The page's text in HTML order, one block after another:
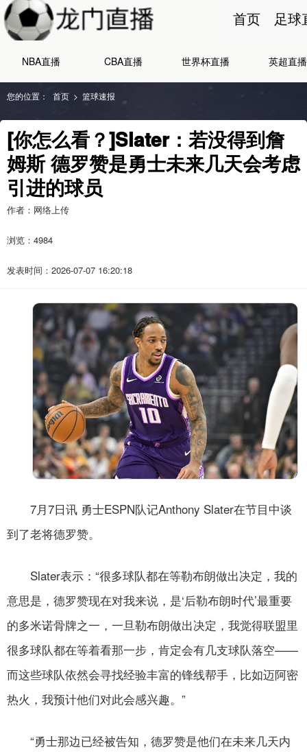
首页 足球
NBA直播 CBA直播 世界杯直播 英超直播
您的位置： 首页 > 篮球速报
[你怎么看？]Slater：若没得到詹
姆斯 德罗赞是勇士未来几天会考虑
引进的球员
作者：网络上传
浏览： 4984
发表时间：2026-07-07 16:20:18
7月7日讯 勇士ESPN队记Anthony Slater在节目中谈
到了老将德罗赞。
Slater表示：“很多球队都在等勒布朗做出决定，我的
意思是，德罗赞现在对我来说，是‘后勒布朗时代’最重要
的多米诺骨牌之一，一旦勒布朗做出决定，我觉得联盟里
很多球队都在等着看那一步，肯定会有几支球队落空——
而这些球队依然会寻找经验丰富的锋线帮手，比如迈阿密
热火，我预计他们对此会感兴趣。”
“勇士那边已经被告知，德罗赞是他们在未来几天内